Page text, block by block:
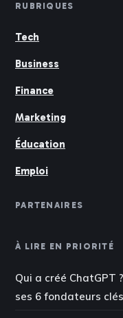
RUBRIQUES
Tech
Business
Finance
Marketing
Éducation
Emploi
PARTENAIRES
À LIRE EN PRIORITÉ
Qui a créé ChatGPT
ses 6 fondateurs clés